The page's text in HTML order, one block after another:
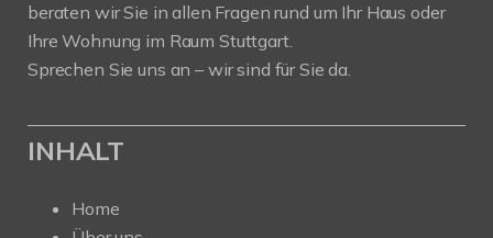
beraten wir Sie in allen Fragen rund um Ihr Haus oder
Ihre Wohnung im Raum Stuttgart.
Sprechen Sie uns an – wir sind für Sie da.
INHALT
Home